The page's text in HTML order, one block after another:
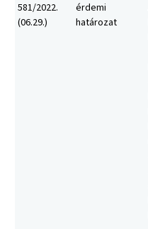
581/2022.
(06.29.)
érdemi
határozat